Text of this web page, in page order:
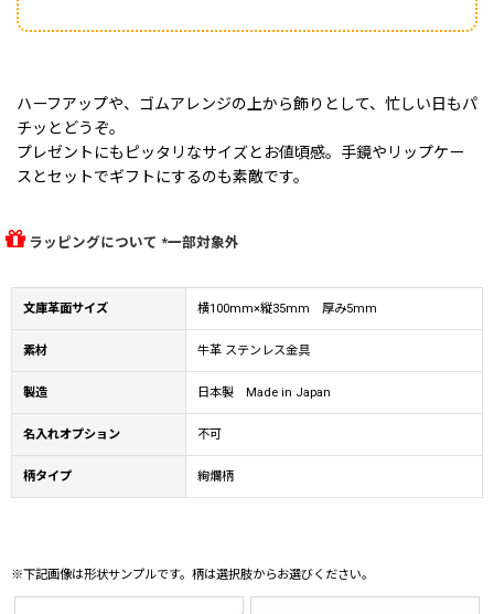
ハーフアップや、ゴムアレンジの上から飾りとして、忙しい日もパ
チッとどうぞ。
プレゼントにもピッタリなサイズとお値頃感。手鏡やリップケー
スとセットでギフトにするのも素敵です。
ラッピングについて *一部対象外
文庫革面サイズ 横100mm×縦35mm 厚み5mm
素材 牛革 ステンレス金具
製造 日本製 Made in Japan
名入れオプション 不可
柄タイプ 絢爛柄
※下記画像は形状サンプルです。柄は選択肢からお選びください。